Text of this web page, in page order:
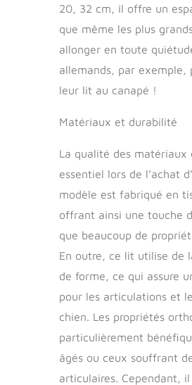
et
un
et
un
:
20, 32 cm, il offre un
que même les plus
allonger en toute
allemands, par exemple,
leur lit au canapé !
Matériaux et durabilité
La qualité des matériaux
essentiel lors de l’achat
modèle est fabriqué en
offrant ainsi une touche
que beaucoup de
En outre, ce lit utilise de
de forme, ce qui assure
pour les articulations et
chien. Les propriétés
particulièrement
âgés ou ceux souffrant
articulaires. Cependant,